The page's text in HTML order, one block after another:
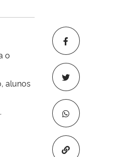
Copiar para
o
alunos